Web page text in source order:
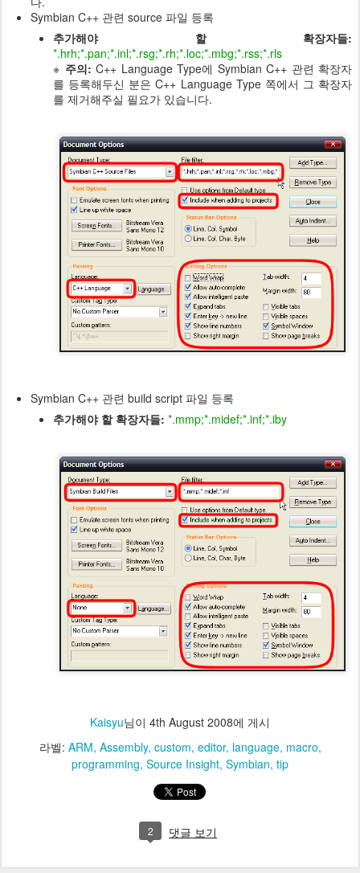
Symbian C++ 관련 source 파일 등록
추가해야 할 확장자들:
*.hrh;*.pan;*.inl;*.rsg;*.rh;*.loc;*.mbg;*.rss;*.rls
※ 주의: C++ Language Type에 Symbian C++ 관련 확장자
를 등록해두신 분은C++ Language Type 쪽에서 그 확장자
를 제거해주실 필요가 있습니다.
Symbian C++ 관련 build script 파일 등록
추가해야 할 확장자들: *.mmp;*.midef;*.inf;*.iby
Kaisyu님이 4th August 2008에 게시
라벨: ARM Assembly custom editor language macro
programming Source Insight Symbian tip
2 댓글 보기